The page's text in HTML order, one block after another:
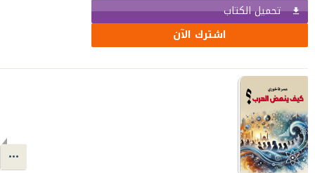
تحميل الكتاب
اشترك الآن